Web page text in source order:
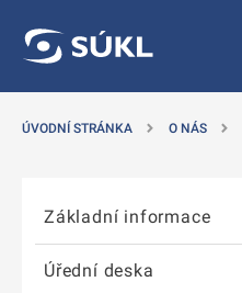
ÚVODNÍ STRÁNKA O NÁS
Základní informace
Úřední deska